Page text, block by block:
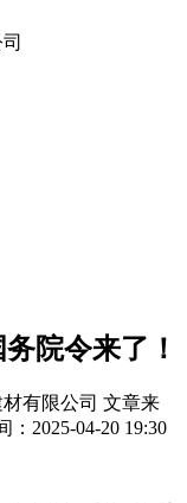
院令来了！
有限公司 文章来
：2025-04-20 19:30